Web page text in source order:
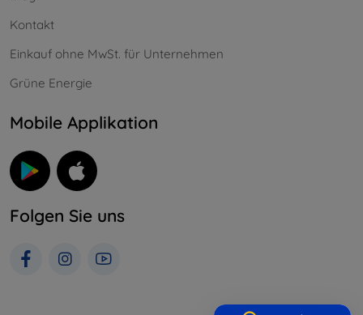
Kontakt
Einkauf ohne MwSt. für Unternehmen
Grüne Energie
Mobile Applikation
Folgen Sie uns